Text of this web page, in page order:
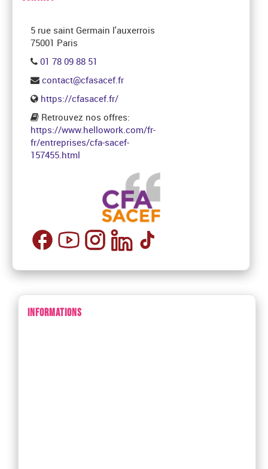
5 rue saint Germain l'auxerrois
75001 Paris
01 78 09 88 51
contact@cfasacef.fr
https://cfasacef.fr/
Retrouvez nos offres:
https://www.hellowork.com/fr-
fr/entreprises/cfa-sacef-
157455.html
INFORMATIONS